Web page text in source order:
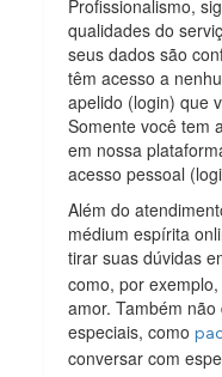
Profissionalismo,
qualidades do
seus dados são
têm acesso a
apelido (login) que
Somente você tem
em nossa
acesso pessoal
Além do
médium espírita
tirar suas dúvidas
como, por
amor. Também
especiais, como
conversar com